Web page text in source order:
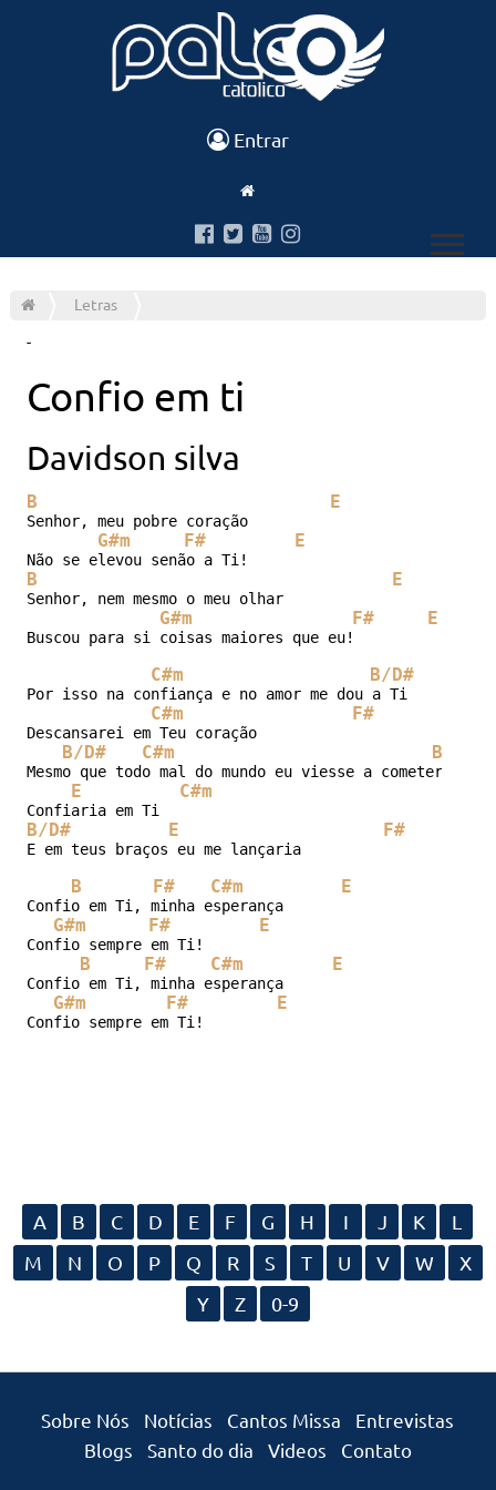
Entrar
Letras
-
Confio em ti
Davidson silva
B E
Senhor, meu pobre coração
G#m F# E
B E
Senhor, nem mesmo o meu olhar
G#m F# E
Buscou para si coisas maiores que eu!
C#m B/D#
Por isso na confiança e no amor me dou a Ti
C#m F#
Descansarei em Teu coração
B/D# C#m B/D#
Mesmo que todo mal do mundo eu viesse a cometer
E C#m
B/D# E F#
E em teus braços eu me lançaria
B F# C#m E
Confio em Ti, minha esperança
G#m F# E
Confio sempre em Ti!
B F# C#m E
Confio em Ti, minha esperança
G#m F# E
Confio sempre em Ti!
A B C D E F G H I J K
L
M
N O P Q R S T U V W
X
Y
Z 0-9
Sobre Nós Notícias Cantos Missa
Entrevistas
Blogs
Santo do dia Videos Contato